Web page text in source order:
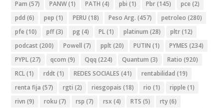
Pam (57) PANW(1) PATH (4) pbi (1) Pbr(145) pce (2)
pdd (6) pep (1) PERU (18) Peso Arg. (457) petroleo (280)
pfe (10) pff(3) pg (4) PL(1) platinum (28) pltr(12)
podcast (200) Powell (7) pplt (20) PUTIN (1) PYMES (234)
PYPL(27) qcom (9) Qqq (224) Quantum (3) Ratio (920)
RCL(1) rddt (1) REDES SOCIALES (41) rentabilidad (19)
renta fija (57) rgti (2) riesgopais (18) rio (1) ripple (1)
rivn (9) roku (7) rsp (7) rsx (4) RTS (5) rty(6)